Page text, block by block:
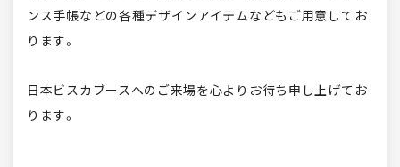
ンス手帳などの各種デザインアイテムなどもご用意してお
ります。
日本ビスカブースへのご来場を心よりお待ち申し上げてお
ります。